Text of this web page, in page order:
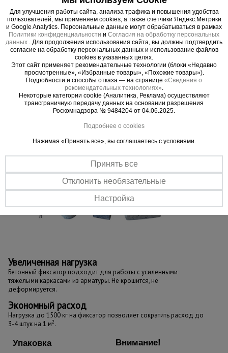
Важные преимущества –
эффективная работа
Универсальное решение
Подходит для создания защитного слоя как арматурных прутьев,
так и проволоки сварной сетки максимальной толщиной до 30 мм,
при сооружении горизонтальных участков фундаментов, полов и
перекрытий.
Легкий монтаж
Установка возможна на любой плотной поверхности:
предварительно утрамбованном грунте, фанере для залива
перекрытия, бетонной подушке.
Увеличенная нагрузка
Бетонный фиксатор подходит для работы с усиленными
тяжелыми каркасами из арматуры. Не крошится, не
деформируется.
Экономный расход
Нагрузка до 1500 кг на фиксатор позволяет сократить расход до
3-4 штук на 1 м2.
Упаковка Внимание!
Для улучшения работы сайта, анализа трафика и повышения удобства
пользователей, мы применяем cookies, а также счетчики Яндекс.Метрики
и Google Analytics. Персональные данные могут обрабатываться в рамках
Политики конфиденциальности и Согласия на обработку персональных
данных
. Для продолжения использования сайта, вы должны подтвердить
согласие на обработку персональных данных и использование файлов
cookies в указанных целях.
Этот сайт применяет рекомендательные технологии (блоки «Недавно
просмотренные», «Избранные товары», «Похожие товары»).
Подробности и способы отказа — на странице «Сведения о
рекомендательных технологиях»
Некоторые категории cookie (Аналитика, Реклама) осуществляют
трансграничную передачу данных на основании разрешения
Роскомнадзора № 9484204 от 04.06.2025.
Подробнее о cookies
Нажимая «Принять все», вы соглашаетесь с условиями.
Принять все
Отклонить необязательные
Настройка